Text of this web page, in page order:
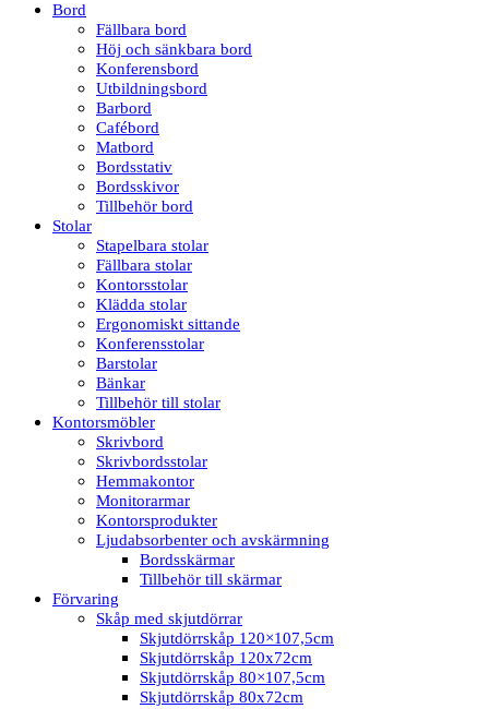
Bord
Fällbara bord
Höj och sänkbara bord
Konferensbord
Utbildningsbord
Barbord
Cafébord
Matbord
Bordsstativ
Bordsskivor
Tillbehör bord
Stolar
Stapelbara stolar
Fällbara stolar
Kontorsstolar
Klädda stolar
Ergonomiskt sittande
Konferensstolar
Barstolar
Bänkar
Tillbehör till stolar
Kontorsmöbler
Skrivbord
Skrivbordsstolar
Hemmakontor
Monitorarmar
Kontorsprodukter
Ljudabsorbenter och avskärmning
Bordsskärmar
Tillbehör till skärmar
Förvaring
Skåp med skjutdörrar
Skjutdörrskåp 120×107,5cm
Skjutdörrskåp 120x72cm
Skjutdörrskåp 80×107,5cm
Skjutdörrskåp 80x72cm